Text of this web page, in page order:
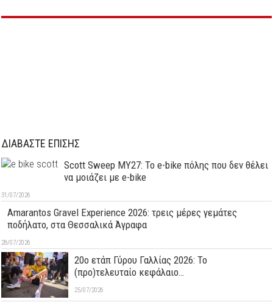
ΔΙΑΒΑΣΤΕ ΕΠΙΣΗΣ
Scott Sweep MY27: Το e-bike πόλης που δεν θέλει
να μοιάζει με e-bike
31/07/2026
Amarantos Gravel Experience 2026: τρεις μέρες γεμάτες
ποδήλατο, στα Θεσσαλικά Άγραφα
28/07/2026
20ο ετάπ Γύρου Γαλλίας 2026: Το
(προ)τελευταίο κεφάλαιο…
25/07/2026